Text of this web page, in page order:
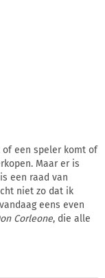
of een speler komt of
Maar er is
een raad van
niet zo dat ik
eens even
Corleone, die alle